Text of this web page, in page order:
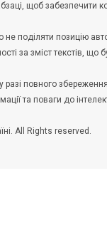
щоб
поділяти позицію
за зміст текстів,
разі повного
та поваги до
All Rights reserved.